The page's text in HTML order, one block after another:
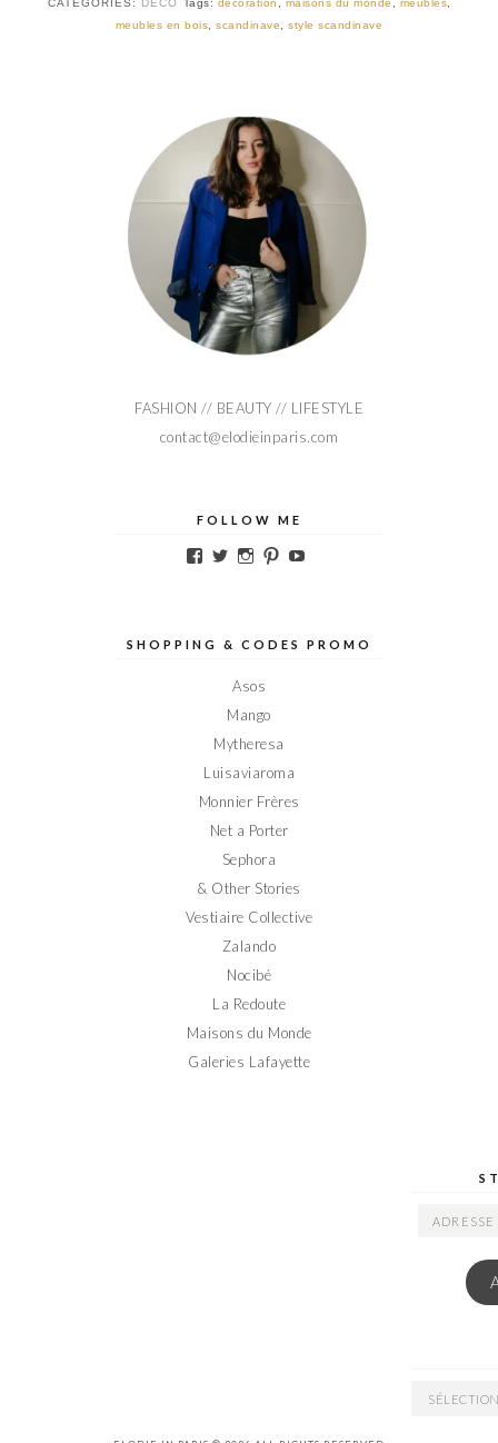
CATEGORIES: DÉCO Tags: decoration , maisons du monde , meubles,
meubles en bois,scandinave,style scandinave
FASHION // BEAUTY // LIFESTYLE
contact@elodieinparis.com
FOLLOW ME
Voir
sur
Voir
sur
Voir
sur
Voir
sur sur
SHOPPING & CODES PROMO
Asos
Mango
Mytheresa
Luisaviaroma
Monnier Frères
Net a Porter
Sephora
& Other Stories
Vestiaire Collective
Zalando
Nocibé
La Redoute
Maisons du Monde
Galeries Lafayette
ADRESSE
ARCHIVES